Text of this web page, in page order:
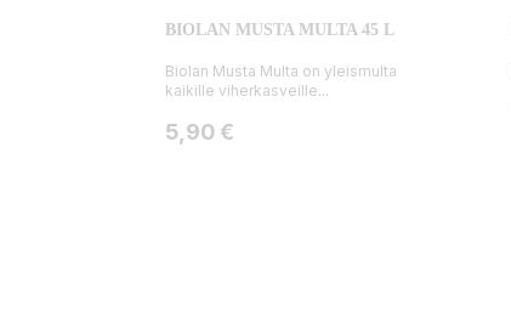
BIOLAN MUSTA MULTA 45 L
Biolan Musta Multa on yleismulta
kaikille viherkasveille...
Hinta
5,90 €